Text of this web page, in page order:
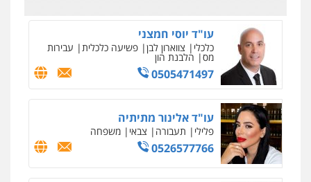
עו"ד יוסי חמצני
כלכלי צווארון לבן פשיעה כלכלית עבירות
מס הלבנת הון
0505471497
עו"ד אלינור מתיתיה
פלילי תעבורה צבאי משפחה
0526577766